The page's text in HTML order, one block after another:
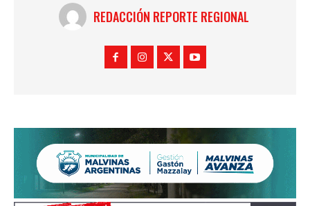
REDACCIÓN REPORTE REGIONAL